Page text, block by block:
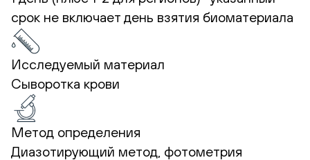
срок не включает день взятия биоматериала
Исследуемый материал
Сыворотка крови
Метод определения
Диазотирующий метод, фотометрия